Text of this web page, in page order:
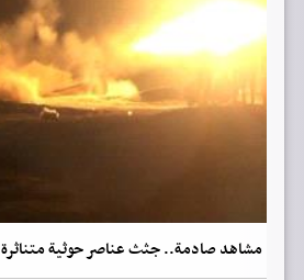
مشاهد صادمة.. جثث عناصر حوثية متناثرة